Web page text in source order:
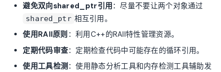
避免双向shared_ptr引用 ：尽量不要让两个对象通过
shared_ptr 相互引用。
使用RAII原则 ：利用C++的RAII特性管理资源。
定期代码审查：定期检查代码中可能存在的循环引用。
使用工具检测 ：使用静态分析工具和内存检测工具辅助发